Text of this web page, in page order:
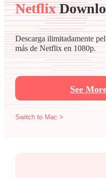
Netflix
Descarga ilimitadamente
más de Netflix en 1080p.
See
Switch to Mac >